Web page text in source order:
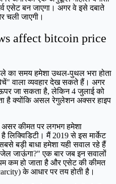
एसेट बन जाएगा। अगर वे इसे दबाते
चली जाएगी।
affect bitcoin price
का समय हमेशा उथल-पुथल भरा होता
वाला व्यवहार देख सकते हैं। अगर
जा सकता है, लेकिन 4 जुलाई को
है क्योंकि असल रेगुलेशन अक्सर हाइप
असर कीमत पर लगभग हमेशा
लिक्विडिटी। मैं 2019 से इस मार्केट
बड़ी बाधा हमेशा यही सवाल रहे हैं
जाऊंगा?" एक बार जब इन सवालों
कम हो जाता है और एसेट की कीमत
के आधार पर तय होती है।